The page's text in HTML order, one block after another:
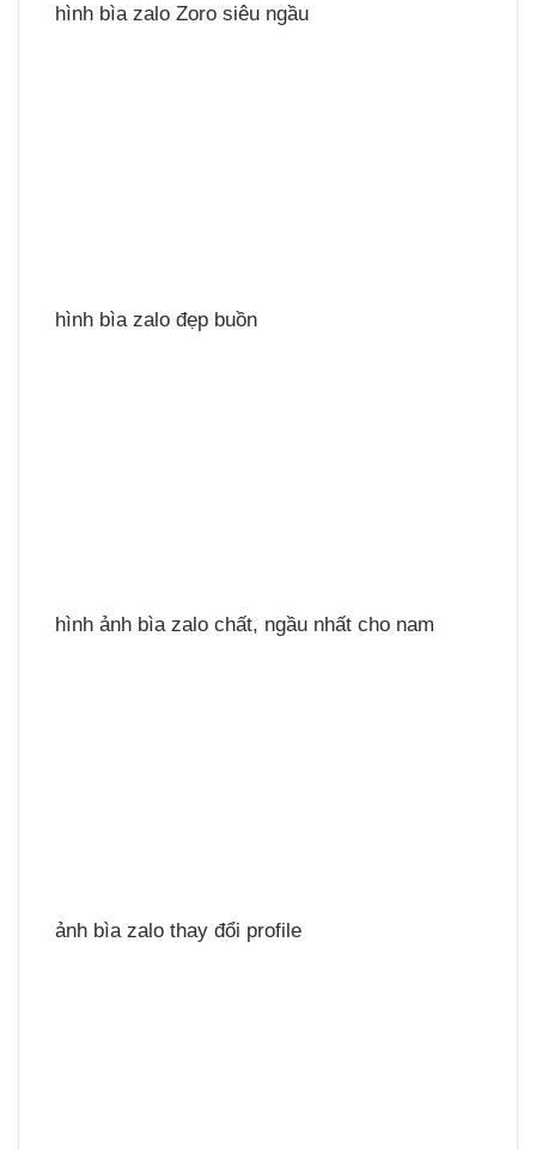
hình bìa zalo Zoro siêu ngầu
hình bìa zalo đẹp buồn
hình ảnh bìa zalo chất, ngầu nhất cho nam
ảnh bìa zalo thay đổi profile